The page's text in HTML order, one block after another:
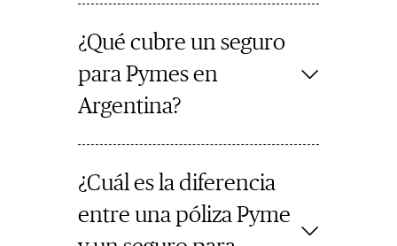
¿Qué cubre un seguro
para Pymes en
Argentina?
¿Cuál es la diferencia
entre una póliza Pyme